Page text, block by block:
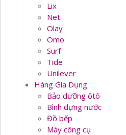
Lix
Net
Olay
Omo
Surf
Tide
Unilever
Hàng Gia Dụng
Bảo dưỡng ôtô
Bình đựng nước
Đồ bếp
Máy công cụ